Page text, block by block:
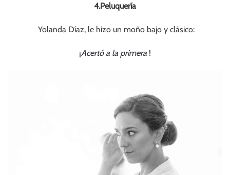
4.Peluquería
Yolanda Díaz, le hizo un moño bajo y clásico:
¡Acertó a la primera !